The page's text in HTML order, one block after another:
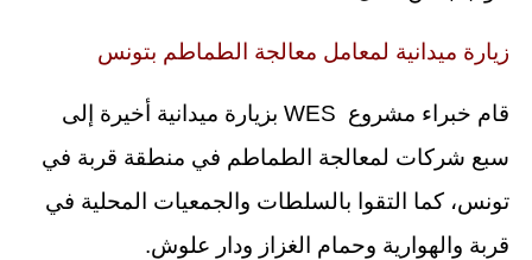
زيارة ميدانية لمعامل معالجة الطماطم بتونس
قام خبراء مشروع WES بزيارة ميدانية أخيرة إلى
سبع شركات لمعالجة الطماطم في منطقة قربة في
تونس، كما التقوا بالسلطات والجمعيات المحلية في
قربة والهوارية وحمام الغزاز ودار علوش.